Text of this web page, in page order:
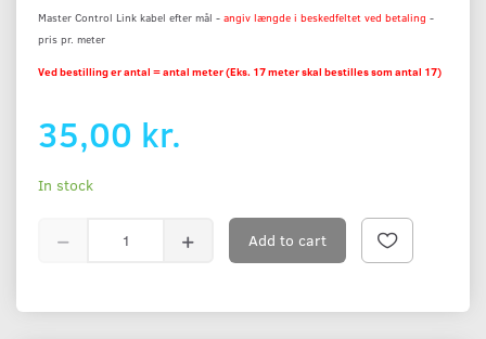
Master Control Link kabel efter mål - angiv længde i beskedfeltet ved betaling -
pris pr. meter
Ved bestilling er antal = antal meter (Eks. 17 meter skal bestilles som antal 17)
35,00 kr.
In stock
Add to cart